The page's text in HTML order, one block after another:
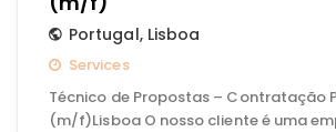
Portugal, Lisboa
Services
Técnico de Propostas – Contratação
(m/f)Lisboa O nosso cliente é uma